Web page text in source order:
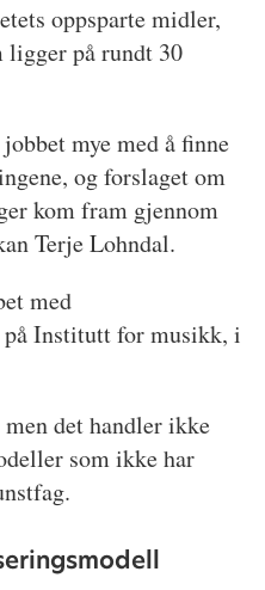
oppsparte midler,
ligger på rundt 30
mye med å finne
og forslaget om
kom fram gjennom
Terje Lohndal.
med
Institutt for musikk, i
det handler ikke
som ikke har